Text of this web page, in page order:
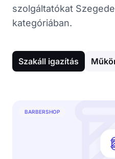
szolgáltatókat
kategóriában.
Szakáll igazítás
BARBERSHOP